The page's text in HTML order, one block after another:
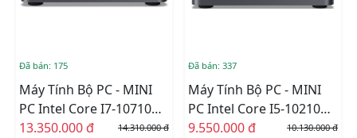
Đã bán: 175
Máy Tính Bộ PC - MINI
PC Intel Core I7-10710U -
KHÔNG RAM , KHÔNG
13.350.000 đ 14.310.000 đ
Đã bán: 337
Máy Tính Bộ PC - MINI
PC Intel Core I5-10210U -
KHÔNG RAM , KHÔNG
9.550.000 đ 10.130.000 đ